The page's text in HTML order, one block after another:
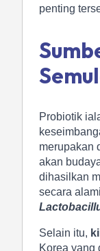
penting
Probiotik
merupakan
akan
dihasilkan
secara
Selain itu,
Korea yang